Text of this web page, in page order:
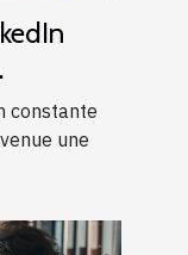
constante
une